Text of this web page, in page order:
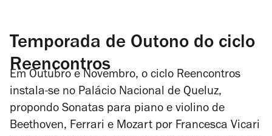
Temporada de Outono do ciclo
Reencontros
Em Outubro e Novembro, o ciclo Reencontros
instala-se no Palácio Nacional de Queluz,
propondo Sonatas para piano e violino de
Beethoven, Ferrari e Mozart por Francesca Vicari